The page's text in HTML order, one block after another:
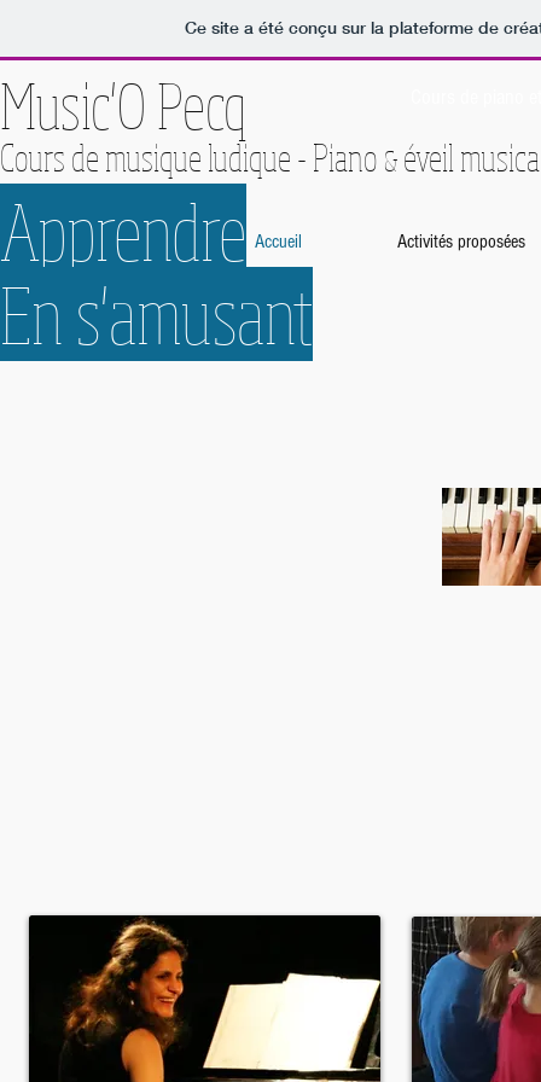
Ce site a été conçu sur la plateforme de
Music'O Pecq
Cours de musique ludique - Piano & éveil
Accueil Activités proposées
Apprendre
En s'amusant